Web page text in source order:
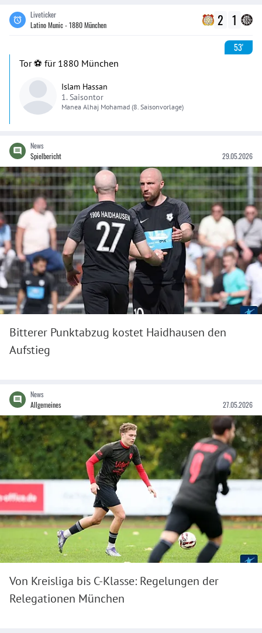
Liveticker
Latino Munic - 1880 München
2 1
53'
Tor ⚽️ für 1880 München
Islam Hassan
1. Saisontor
Manea Alhaj Mohamad (8. Saisonvorlage)
News
Spielbericht
29.05.2026
Bitterer Punktabzug kostet Haidhausen den
Aufstieg
News
Allgemeines
27.05.2026
Von Kreisliga bis C-Klasse: Regelungen der
Relegationen München